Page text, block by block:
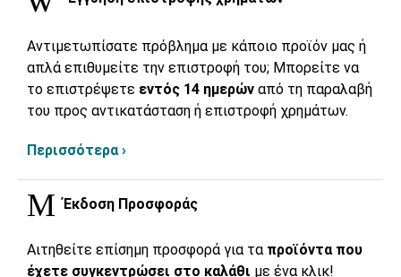
Αντιμετωπίσατε πρόβλημα με κάποιο προϊόν μας ή
απλά επιθυμείτε την επιστροφή του; Μπορείτε να
το επιστρέψετε εντός 14 ημερών από τη παραλαβή
του προς αντικατάσταση ή επιστροφή χρημάτων.
Περισσότερα ›
Έκδοση Προσφοράς
Αιτηθείτε επίσημη προσφορά για τα προϊόντα που
έχετε συγκεντρώσει στο καλάθι με ένα κλικ!